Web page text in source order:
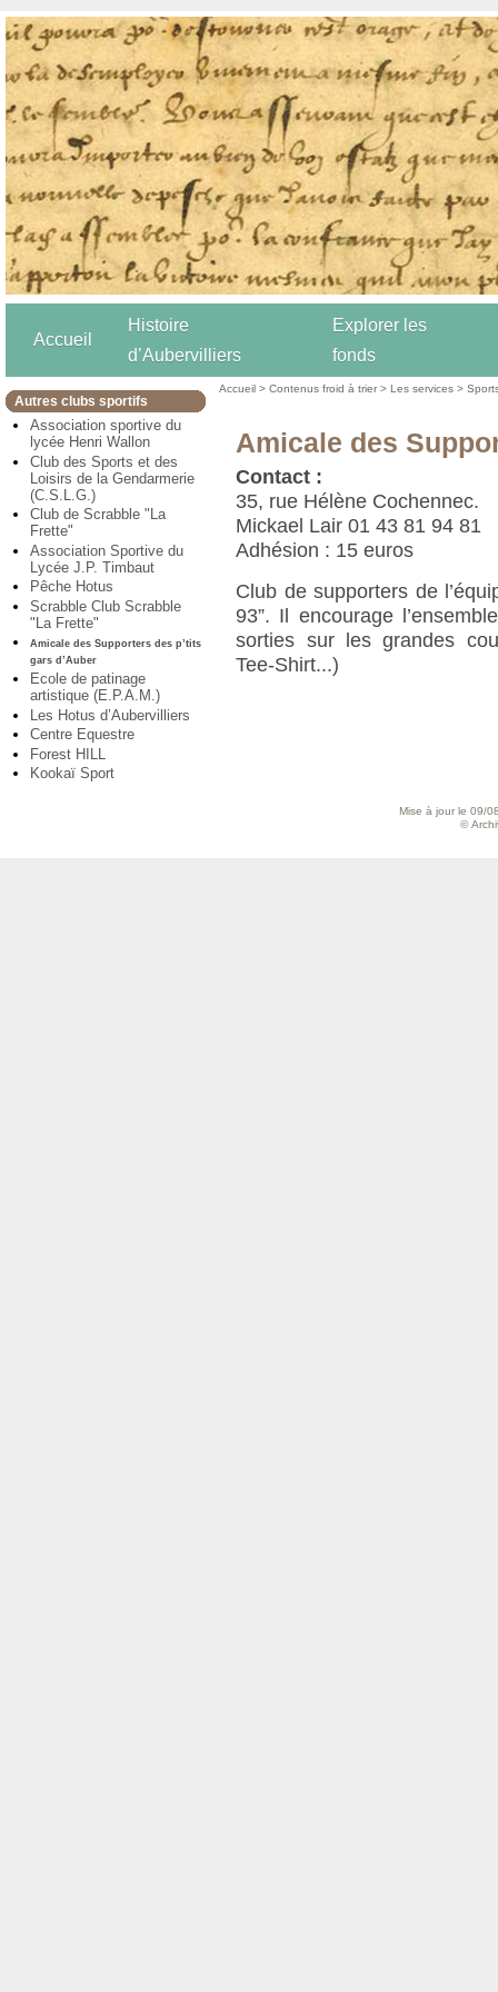
Accueil
Histoire
d’Aubervilliers
Explorer les
fonds
Autres clubs sportifs
Association sportive du
lycée Henri Wallon
Club des Sports et des
Loisirs de la Gendarmerie
(C.S.L.G.)
Club de Scrabble "La
Frette"
Association Sportive du
Lycée J.P. Timbaut
Pêche Hotus
Scrabble Club Scrabble
"La Frette"
Amicale des Supporters des p’tits
gars d’Auber
Ecole de patinage
artistique (E.P.A.M.)
Les Hotus d’Aubervilliers
Centre Equestre
Forest HILL
Kookaï Sport
Accueil >Contenus froid à trier >Les services >
Amicale des
Contact :
35, rue Hélène Cochennec.
Mickael Lair 01 43 81 94 81
Adhésion : 15 euros
Club de supporters de
93”. Il encourage
sorties sur les grandes
Tee-Shirt...)
Mise à jour le 09/
©